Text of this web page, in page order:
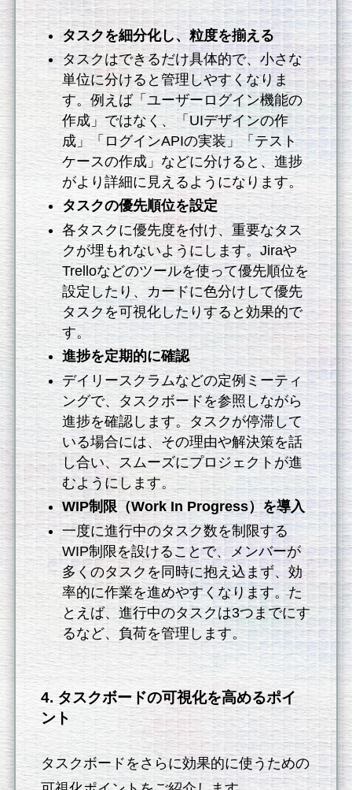
タスクを細分化し、粒度を揃える
タスクはできるだけ具体的で、小さな
単位に分けると管理しやすくなりま
す。例えば「ユーザーログイン機能の
作成」ではなく、「UIデザインの作
成」「ログインAPIの実装」「テスト
ケースの作成」などに分けると、進捗
がより詳細に見えるようになります。
タスクの優先順位を設定
各タスクに優先度を付け、重要なタス
クが埋もれないようにします。Jiraや
Trelloなどのツールを使って優先順位を
設定したり、カードに色分けして優先
タスクを可視化したりすると効果的で
す。
進捗を定期的に確認
デイリースクラムなどの定例ミーティ
ングで、タスクボードを参照しながら
進捗を確認します。タスクが停滞して
いる場合には、その理由や解決策を話
し合い、スムーズにプロジェクトが進
むようにします。
WIP制限（Work In Progress）を導入
一度に進行中のタスク数を制限する
WIP制限を設けることで、メンバーが
多くのタスクを同時に抱え込まず、効
率的に作業を進めやすくなります。た
とえば、進行中のタスクは3つまでにす
るなど、負荷を管理します。
4. タスクボードの可視化を高めるポイ
ント
タスクボードをさらに効果的に使うための